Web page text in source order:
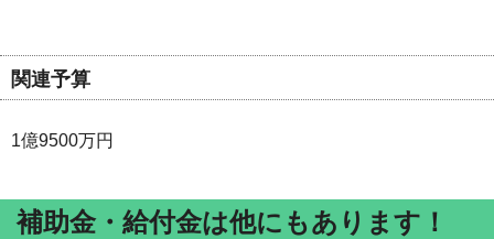
関連予算
1億9500万円
補助金・給付金は他にもあります！